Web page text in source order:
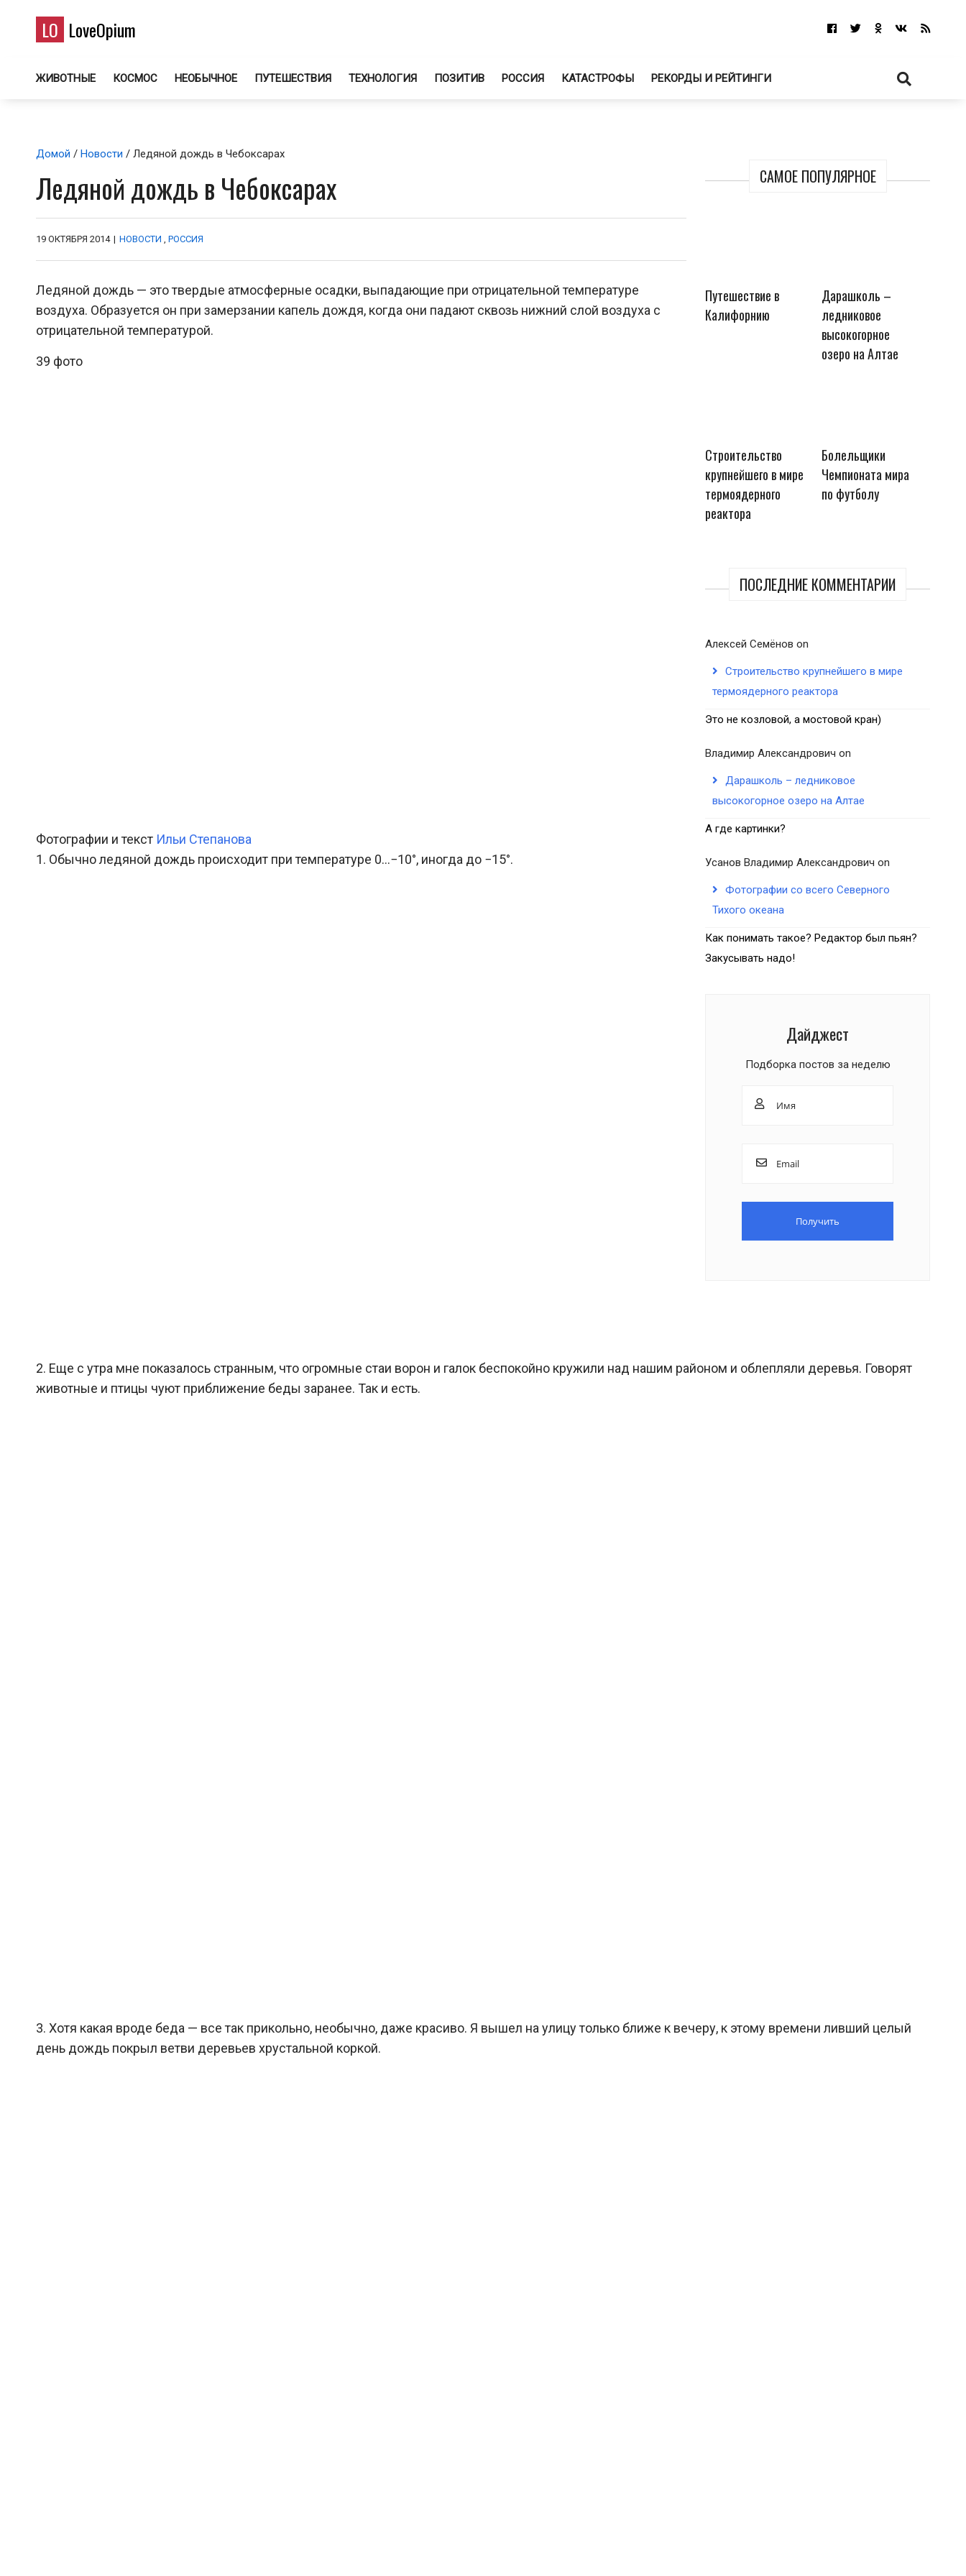
LO LoveOpium
ЖИВОТНЫЕ КОСМОС НЕОБЫЧНОЕ ПУТЕШЕСТВИЯ ТЕХНОЛОГИЯ ПОЗИТИВ РОССИЯ КАТАСТРОФЫ РЕКОРДЫ И РЕЙТИНГИ
САМОЕ ПОПУЛЯРНОЕ
Путешествие в
Калифорнию
Дарашколь –
ледниковое
высокогорное
озеро на Алтае
Строительство
крупнейшего в мире
термоядерного
реактора
Болельщики
Чемпионата мира
по футболу
ПОСЛЕДНИЕ КОММЕНТАРИИ
Алексей Семёнов on
Строительство крупнейшего в мире
термоядерного реактора
Это не козловой, а мостовой кран)
Владимир Александрович on
Дарашколь – ледниковое
высокогорное озеро на Алтае
А где картинки?
Усанов Владимир Александрович on
Фотографии со всего Северного
Тихого океана
Как понимать такое? Редактор был пьян?
Закусывать надо!
Дайджест
Подборка постов за неделю
Домой / Новости / Ледяной дождь в Чебоксарах
Ледяной дождь в Чебоксарах
19 ОКТЯБРЯ 2014 | НОВОСТИ , РОССИЯ
Ледяной дождь — это твердые атмосферные осадки, выпадающие при отрицательной температуре
воздуха. Образуется он при замерзании капель дождя, когда они падают сквозь нижний слой воздуха с
отрицательной температурой.
39 фото
Фотографии и текст Ильи Степанова
1. Обычно ледяной дождь происходит при температуре 0…−10°, иногда до −15°.
2. Еще с утра мне показалось странным, что огромные стаи ворон и галок беспокойно кружили над нашим районом и облепляли деревья. Говорят
животные и птицы чуют приближение беды заранее. Так и есть.
3. Хотя какая вроде беда — все так прикольно, необычно, даже красиво. Я вышел на улицу только ближе к вечеру, к этому времени ливший целый
день дождь покрыл ветви деревьев хрустальной коркой.